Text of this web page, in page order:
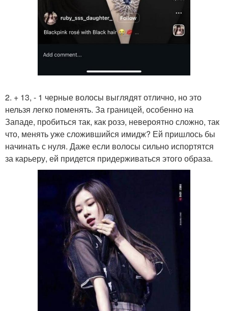
2. + 13, - 1 черные волосы выглядят отлично, но это
нельзя легко поменять. За границей, особенно на
Западе, пробиться так, как розэ, невероятно сложно, так
что, менять уже сложившийся имидж? Ей пришлось бы
начинать с нуля. Даже если волосы сильно испортятся
за карьеру, ей придется придерживаться этого образа.